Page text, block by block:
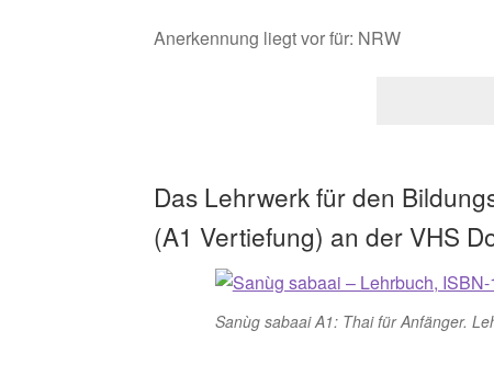
Anerkennung liegt vor für: NRW
Das Lehrwerk für den
(A1 Vertiefung) an der VHS
Sanùg sabaai A1: Thai für Anfänger.